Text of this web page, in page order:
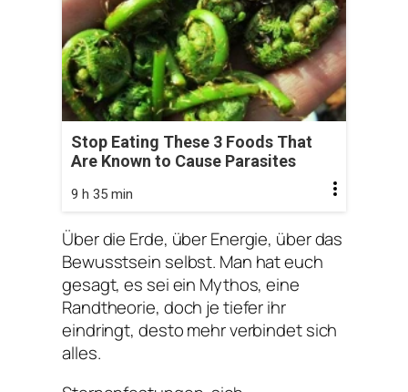
Stop Eating These 3 Foods That
Are Known to Cause Parasites
9 h 35 min
Über die Erde, über Energie, über das
Bewusstsein selbst. Man hat euch
gesagt, es sei ein Mythos, eine
Randtheorie, doch je tiefer ihr
eindringt, desto mehr verbindet sich
alles.